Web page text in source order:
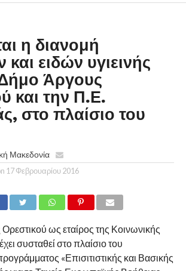
η διανομή
ειδών υγιεινής
Άργους
και την Π.Ε.
στο πλαίσιο του
Μακεδονία
17 Φεβρουαρίου 2016
ως εταίρος της Κοινωνικής
συσταθεί στο πλαίσιο του
«Επισιτιστικής και Βασικής